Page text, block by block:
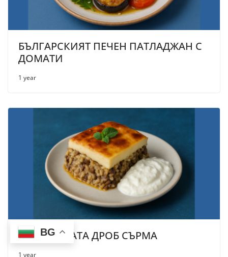
БЪЛГАРСКИЯТ ПЕЧЕН ПАТЛАДЖАН С
ДОМАТИ
1 year
БЪЛГАРСКАТА ДРОБ СЪРМА
1 year
BG